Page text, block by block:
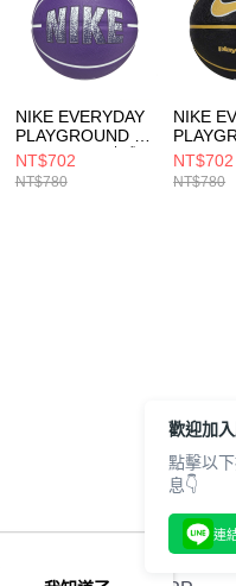
NIKE EVERYDAY
PLAYGROUND 8P
GRAPHIC 7號球
男女 籃球
N100437150807
NT$702
NT$780
NIKE
男女 籃球
NT$702
NT$780
歡迎加
點擊以
息👇
連